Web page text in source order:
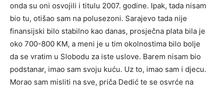
onda su oni osvojili i titulu 2007. godine. Ipak, tada nisam
bio tu, otišao sam na polusezoni. Sarajevo tada nije
finansijski bilo stabilno kao danas, prosječna plata bila je
oko 700-800 KM, a meni je u tim okolnostima bilo bolje
da se vratim u Slobodu za iste uslove. Barem nisam bio
podstanar, imao sam svoju kuću. Uz to, imao sam i djecu.
Morao sam misliti na sve, priča Dedić te se osvrće na